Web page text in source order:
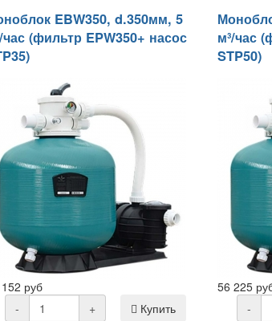
EBW350, d.350мм, 5
час (фильтр EPW350+ насос
руб
-
+
Купить
м³/час
STP50)
56 225
-